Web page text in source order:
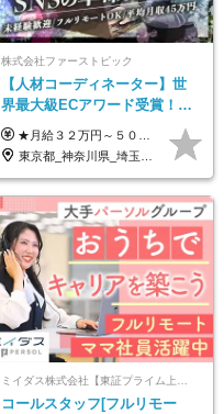
株式会社ファーストピック
【人材コーディネーター】世
界最大級ECアワード受賞！フ
ルリモート／未経験◎／月給
３２万円～／年休１３０日以
上／
★月給３２万円～５０万円＋インセンティブ賞与＋決算賞与★ （30時間の固定残業代、一律月54,750円を含む。超過分は支給） ※経験・スキルを考慮の上、決定 ※昇給：随時あり 【インセンティブについて】 自社サービスを提案し、サービス化した場合、一部の利益をインセンティブとして還元します。 試用期間中（6か月間）は、下記の給与となります。 【一都三県、大阪、名古屋、福岡の方】 月給２４万円～＋役職手当＋インセンティブ賞与 【一都三県以外の関東圏、九州、東北、北海道、その他地域の方】 月給２０万円～＋役職手当＋インセンティブ賞与 ※試用期間6ヶ月 ※試用期間中の待遇・福利厚生に差異はなし
東京都_神奈川県_埼玉県_千葉県_大阪府_愛知県_北海道_青森県_岩手県_宮城県_秋田県_山形県_福島県_茨城県_栃木県_群馬県_静岡県_岐阜県_三重県_兵庫県_京都府_滋賀県_奈良県_和歌山県_広島県_岡山県_鳥取県_島根県_山口県_福岡県_熊本県_佐賀県_長崎県_大分県_宮崎県_鹿児島県
コールスタッフ[フルリモー